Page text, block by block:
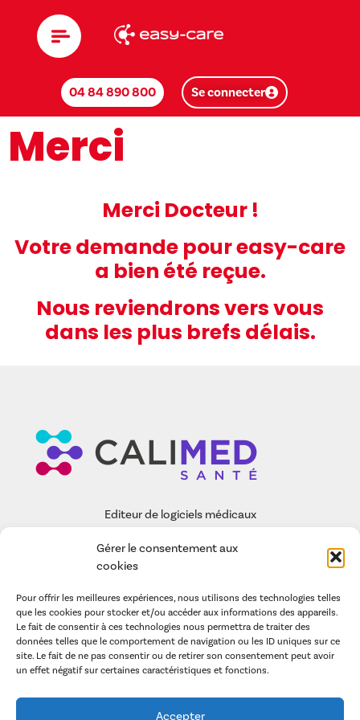
Gérer le consentement aux
cookies
Pour offrir les meilleures expériences, nous utilisons des technologies telles
que les cookies pour stocker et/ou accéder aux informations des appareils.
Le fait de consentir à ces technologies nous permettra de traiter des
données telles que le comportement de navigation ou les ID uniques sur ce
site. Le fait de ne pas consentir ou de retirer son consentement peut avoir
un effet négatif sur certaines caractéristiques et fonctions.
Accepter
04 84 890 800 Se connecter
Merci
Merci Docteur !
Votre demande pour easy-care
a bien été reçue.
Nous reviendrons vers vous
dans les plus brefs délais.
Editeur de logiciels médicaux
EASY-CARE
CALIMED SAS
ARTICLES
POLITIQUE DE GESTION DES COOKIES
LA POLITIQUE DE CONFIDENTIALITÉ